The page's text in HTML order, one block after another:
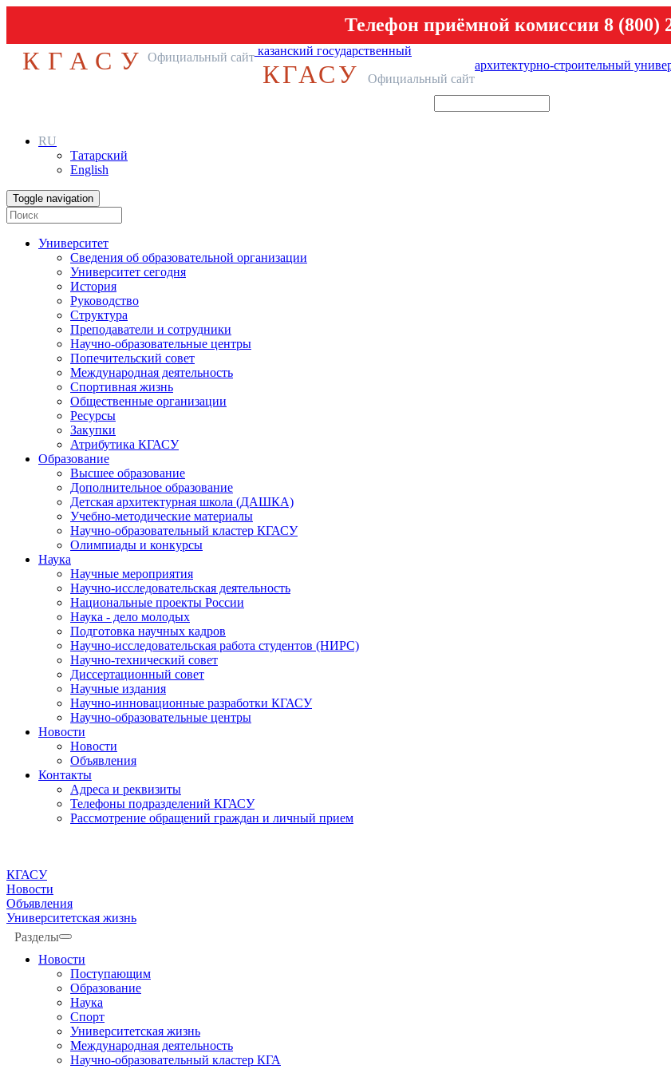
Телефон приёмной комиссии 8 (800)
КГАСУ Официальный сайт казанский государственный
архитектурно-строительный
КГАСУ Официальный сайт
RU
Татарский
English
Toggle navigation
Университет
Сведения об образовательной организации
Университет сегодня
История
Руководство
Структура
Преподаватели и сотрудники
Научно-образовательные центры
Попечительский совет
Международная деятельность
Спортивная жизнь
Общественные организации
Ресурсы
Закупки
Атрибутика КГАСУ
Образование
Высшее образование
Дополнительное образование
Детская архитектурная школа (ДАШКА)
Учебно-методические материалы
Научно-образовательный кластер КГАСУ
Олимпиады и конкурсы
Наука
Научные мероприятия
Научно-исследовательская деятельность
Национальные проекты России
Наука - дело молодых
Подготовка научных кадров
Научно-исследовательская работа студентов (НИРС)
Научно-технический совет
Диссертационный совет
Научные издания
Научно-инновационные разработки КГАСУ
Научно-образовательные центры
Новости
Новости
Объявления
Контакты
Адреса и реквизиты
Телефоны подразделений КГАСУ
Рассмотрение обращений граждан и личный прием
КГАСУ
Новости
Объявления
Университетская жизнь
Разделы
Новости
Поступающим
Образование
Наука
Спорт
Университетская жизнь
Международная деятельность
Научно-образовательный кластер КГА